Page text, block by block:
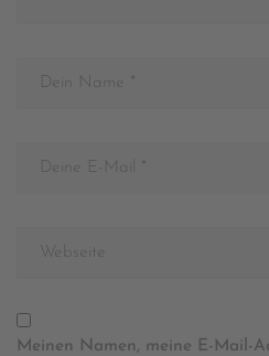
Meinen Namen, meine E-Mail-